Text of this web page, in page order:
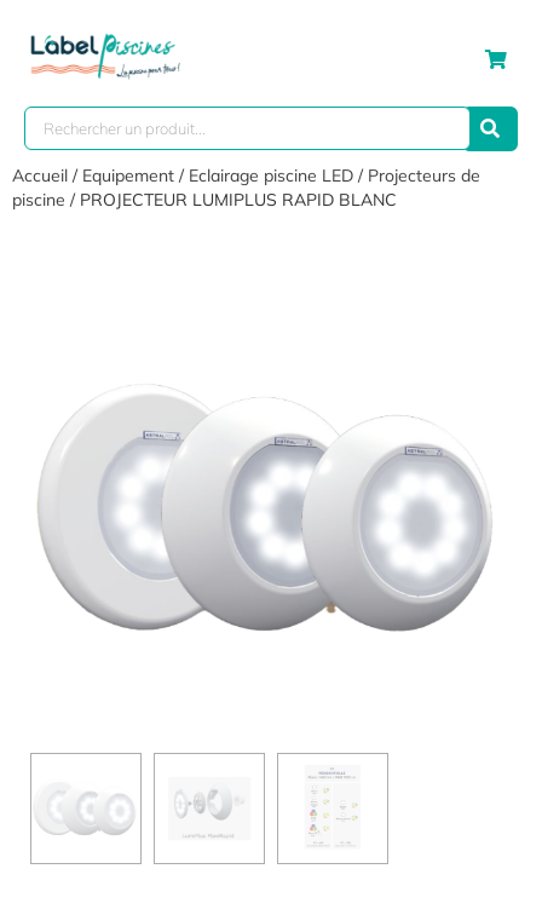
Accueil / Equipement / Eclairage piscine LED / Projecteurs de
piscine / PROJECTEUR LUMIPLUS RAPID BLANC